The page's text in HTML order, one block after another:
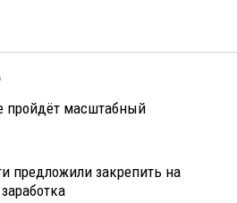
пройдёт масштабный
предложили закрепить на